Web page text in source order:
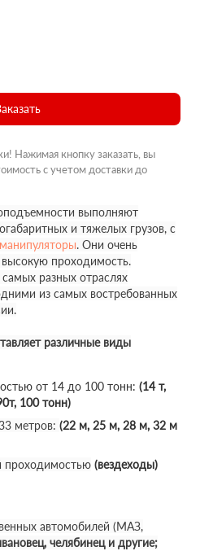
Нажимая кнопку заказать, вы
с учетом доставки до
выполняют
и тяжелых грузов, с
манипуляторы. Они очень
проходимость.
разных отраслях
из самых востребованных
различные виды
от 14 до 100 тонн: (14 т,
100 тонн)
метров: (22 м, 25 м, 28 м, 32 м
проходимостью (вездеходы)
автомобилей (МАЗ,
челябинец и другие;